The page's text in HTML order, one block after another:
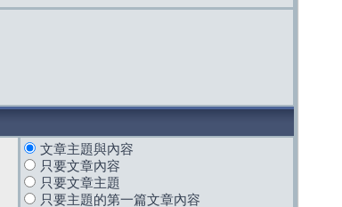
文章主題與內容
只要文章內容
只要文章主題
只要主題的第一篇文章內容